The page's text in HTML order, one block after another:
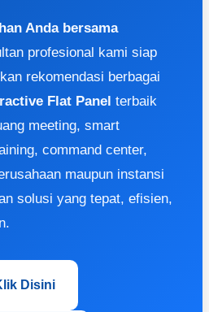
Anda bersama
profesional kami siap
rekomendasi berbagai
Flat Panel terbaik
meeting, smart
command center,
maupun instansi
solusi yang tepat, efisien,
Disini